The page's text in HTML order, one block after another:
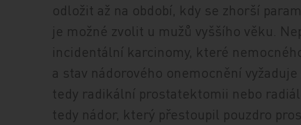
odložit až na období, kdy se zhorší
je možné zvolit u mužů vyššího věku.
incidentální karcinomy, které
a stav nádorového onemocnění
tedy radikální prostatektomii nebo
tedy nádor, který přestoupil pouzdro